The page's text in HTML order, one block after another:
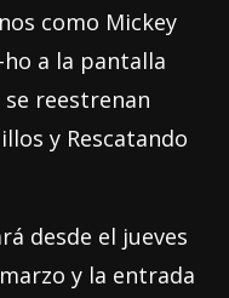
como Mickey
ho a la pantalla
se reestrenan
y Rescatando
desde el jueves
y la entrada